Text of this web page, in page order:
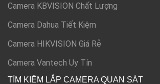
Camera KBVISION Chất Lượng
Camera Dahua Tiết Kiệm
Camera HIKVISION Giá Rẻ
Camera Vantech Uy Tín
TÌM KIẾM LẮP CAMERA QUAN SÁT